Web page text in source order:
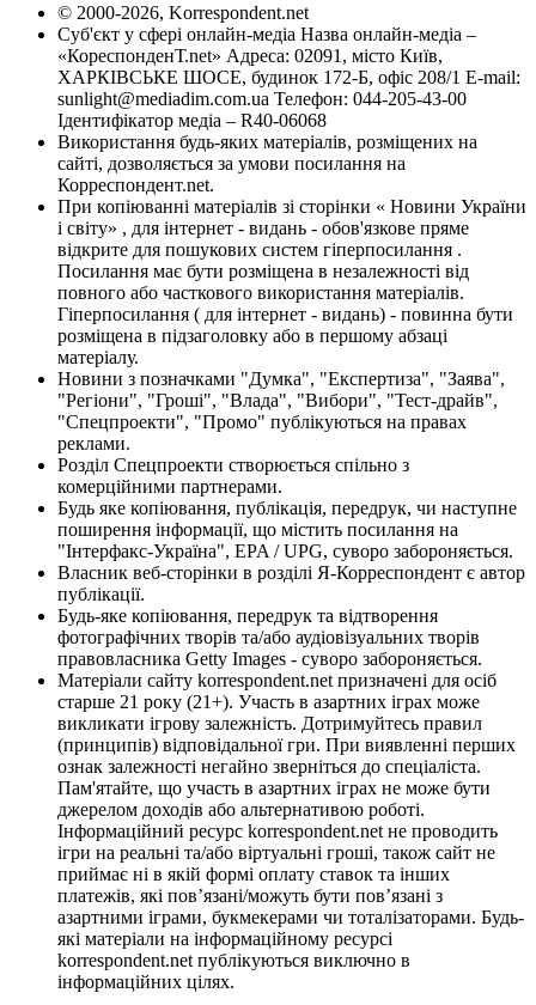
© 2000-2026, Korrespondent.net
Суб'єкт у сфері онлайн-медіа Назва онлайн-медіа –
«КореспонденТ.net» Адреса: 02091, місто Київ,
ХАРКІВСЬКЕ ШОСЕ, будинок 172-Б, офіс 208/1 E-mail:
sunlight@mediadim.com.ua Телефон: 044-205-43-00
Ідентифікатор медіа – R40-06068
Використання будь-яких матеріалів, розміщених на
сайті, дозволяється за умови посилання на
Корреспондент.net.
При копіюванні матеріалів зі сторінки « Новини України
і світу» , для інтернет - видань - обов'язкове пряме
відкрите для пошукових систем гіперпосилання .
Посилання має бути розміщена в незалежності від
повного або часткового використання матеріалів.
Гіперпосилання ( для інтернет - видань) - повинна бути
розміщена в підзаголовку або в першому абзаці
матеріалу.
Новини з позначками "Думка", "Експертиза", "Заява",
"Регіони", "Гроші", "Влада", "Вибори", "Тест-драйв",
"Спецпроекти", "Промо" публікуються на правах
реклами.
Розділ Спецпроекти створюється спільно з
комерційними партнерами.
Будь яке копіювання, публікація, передрук, чи наступне
поширення інформації, що містить посилання на
"Інтерфакс-Україна", EPA / UPG, суворо забороняється.
Власник веб-сторінки в розділі Я-Корреспондент є автор
публікації.
Будь-яке копіювання, передрук та відтворення
фотографічних творів та/або аудіовізуальних творів
правовласника Getty Images - суворо забороняється.
Матеріали сайту korrespondent.net призначені для осіб
старше 21 року (21+). Участь в азартних іграх може
викликати ігрову залежність. Дотримуйтесь правил
(принципів) відповідальної гри. При виявленні перших
ознак залежності негайно зверніться до спеціаліста.
Пам'ятайте, що участь в азартних іграх не може бути
джерелом доходів або альтернативою роботі.
Інформаційний ресурс korrespondent.net не проводить
ігри на реальні та/або віртуальні гроші, також сайт не
приймає ні в якій формі оплату ставок та інших
платежів, які пов’язані/можуть бути пов’язані з
азартними іграми, букмекерами чи тоталізаторами. Будь-
які матеріали на інформаційному ресурсі
korrespondent.net публікуються виключно в
інформаційних цілях.